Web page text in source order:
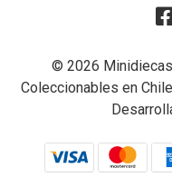
© 2026
Coleccionables en